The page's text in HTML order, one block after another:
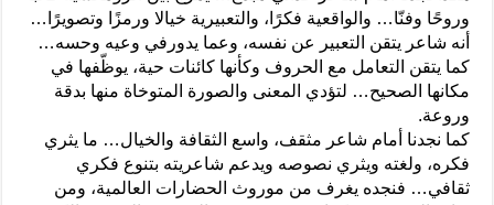
وروحًا وفنّا… والواقعية فكرًا، والتعبيرية خيالا ورمزًا وتصويرًا…
أنه شاعر يتقن التعبير عن نفسه، وعما يدورفي وعيه وحسه…
كما يتقن التعامل مع الحروف وكأنها كائنات حية، يوظّفها في
مكانها الصحيح… لتؤدي المعنى والصورة المتوخاة منها بدقة
وروعة.
كما نجدنا أمام شاعر مثقف، واسع الثقافة والخيال… ما يثري
فكره، ولغته ويثري نصوصه ويدعم شاعريته بتنوع فكري
ثقافي… فنجده يغرف من موروث الحضارات العالمية، ومن